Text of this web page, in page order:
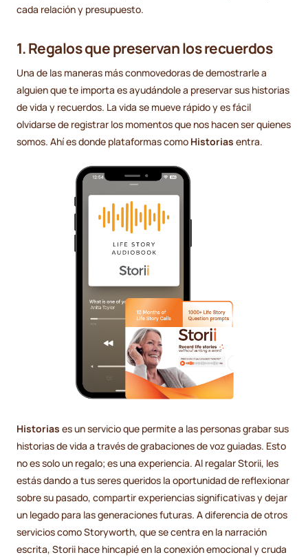
cada relación y presupuesto.
1. Regalos que preservan los recuerdos
Una de las maneras más conmovedoras de demostrarle a
alguien que te importa es ayudándole a preservar sus historias
de vida y recuerdos. La vida se mueve rápido y es fácil
olvidarse de registrar los momentos que nos hacen ser quienes
somos. Ahí es donde plataformas como Historias entra.
Historias es un servicio que permite a las personas grabar sus
historias de vida a través de grabaciones de voz guiadas. Esto
no es solo un regalo; es una experiencia. Al regalar Storii, les
estás dando a tus seres queridos la oportunidad de reflexionar
sobre su pasado, compartir experiencias significativas y dejar
un legado para las generaciones futuras. A diferencia de otros
servicios como Storyworth, que se centra en la narración
escrita, Storii hace hincapié en la conexión emocional y cruda